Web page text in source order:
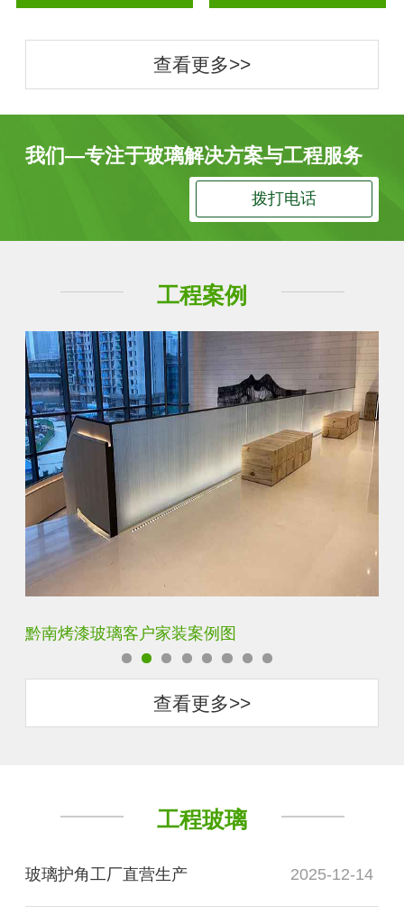
查看更多>>
我们—专注于玻璃解决方案与工程服务
拨打电话
工程案例
黔南单向透视玻璃客户家装案例图
查看更多>>
工程玻璃
玻璃护角工厂直营生产 2025-12-14